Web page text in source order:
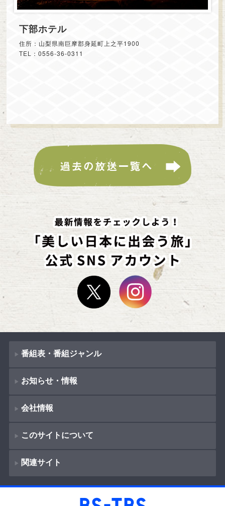
下部ホテル
住所：山梨県南巨摩郡身延町上之平1900
TEL：0556-36-0311
番組表・番組ジャンル
番組表
番組ジャンル
ドラマ
映画
お知らせ・情報
新着情報
お知らせ
イベント
ショッピング
会社情報
会社概要
（Company Information）
このサイトについて
著作権とリンク
サイトポリシー
関連サイト